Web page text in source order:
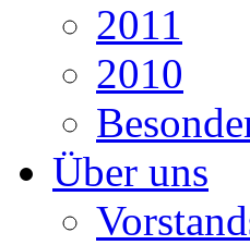
2011
2010
Über uns